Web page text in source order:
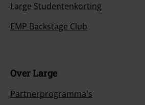
Large Studentenkorting
EMP Backstage Club
Over Large
Partnerprogramma's